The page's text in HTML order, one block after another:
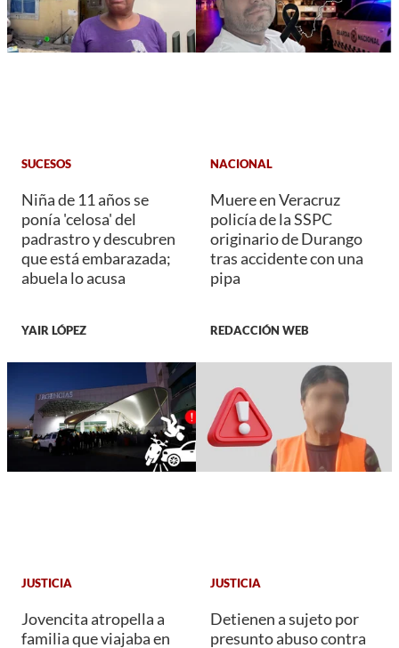
SUCESOS
Niña de 11 años se
ponía 'celosa' del
padrastro y descubren
que está embarazada;
abuela lo acusa
YAIR LÓPEZ
NACIONAL
Muere en Veracruz
policía de la SSPC
originario de Durango
tras accidente con una
pipa
REDACCIÓN WEB
JUSTICIA
Jovencita atropella a
familia que viajaba en
JUSTICIA
Detienen a sujeto por
presunto abuso contra